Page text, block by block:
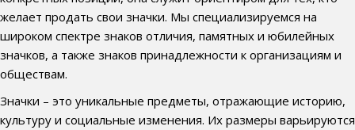
желает продать свои значки. Мы специализируемся на
широком спектре знаков отличия, памятных и юбилейных
значков, а также знаков принадлежности к организациям и
обществам.
Значки – это уникальные предметы, отражающие историю,
культуру и социальные изменения. Их размеры варьируются